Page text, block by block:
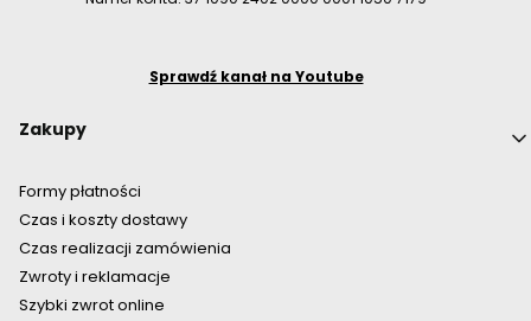
Sprawdź kanał na Youtube
Linki w stopce
Zakupy
Formy płatności
Czas i koszty dostawy
Czas realizacji zamówienia
Zwroty i reklamacje
Szybki zwrot online